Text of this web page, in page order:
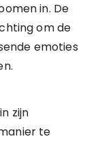
in. De
om de
emoties
zijn
te